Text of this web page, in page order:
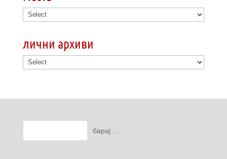
лични архиви